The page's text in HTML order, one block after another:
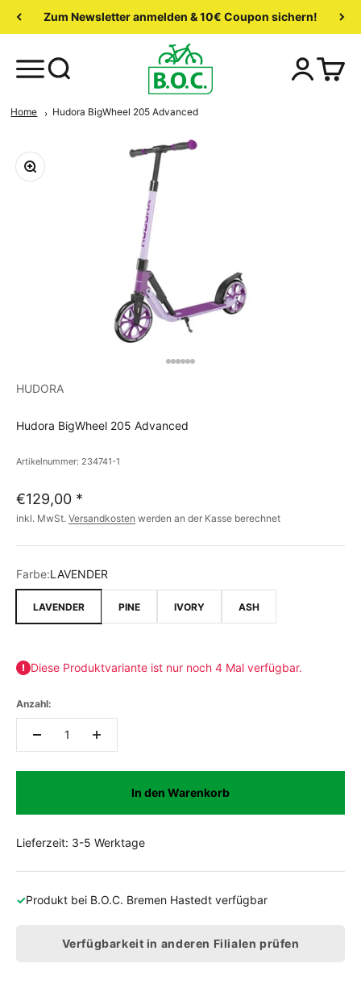
SUPER SALE: Bis zu 70 % Rabatt
Home Hudora BigWheel 205 Advanced
HUDORA
Hudora BigWheel 205 Advanced
Artikelnummer: 234741-1
€129,00 *
inkl. MwSt. Versandkosten werden an der Kasse berechnet
Farbe:LAVENDER
LAVENDER PINE IVORY ASH
Diese Produktvariante ist nur noch 4 Mal verfügbar.
Anzahl:
In den Warenkorb
Lieferzeit: 3-5 Werktage
✓Produkt bei B.O.C. Bremen Hastedt verfügbar
Verfügbarkeit in anderen Filialen prüfen